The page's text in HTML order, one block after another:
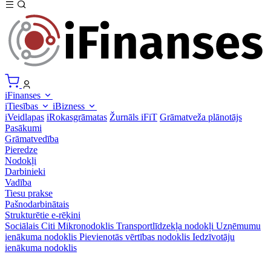
iFinanses
iTiesības
iBizness
iVeidlapas iRokasgrāmatas Žurnāls iFiT Grāmatveža plānotājs
Pasākumi
Grāmatvedība
Pieredze
Nodokļi
Darbinieki
Vadība
Tiesu prakse
Pašnodarbinātais
Strukturētie e-rēķini
Sociālais Citi Mikronodoklis Transportlīdzekļa nodokļi Uzņēmumu
ienākuma nodoklis Pievienotās vērtības nodoklis Iedzīvotāju
ienākuma nodoklis